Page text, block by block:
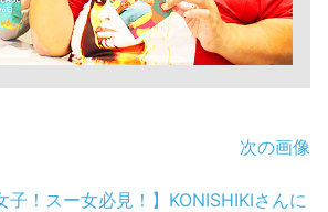
次の画像
子！スー女必見！】KONISHIKIさんに